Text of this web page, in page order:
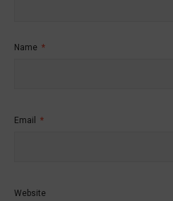
Name *
Email *
Website